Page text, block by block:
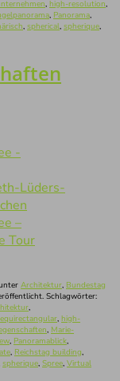
, high-resolution,
, Panorama,
, spherical, spherique,
Lüders-
–
Tour
Architektur, Bundestag
Schlagwörter:
,
equirectangular, high-
, Marie-
, Panoramablick,
, Reichstag building,
spherique, Spree, Virtual